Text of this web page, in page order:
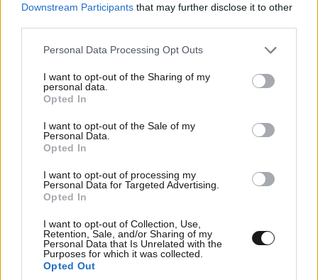
Downstream Participants that may further disclose it to other
Please note that this website/app uses one or more Google
not limited to your visit or usage behaviour. You may click to
grant or deny consent to Google and its third-party tags to
use your data for below specified purposes in below Google
consent section.
Personal Data Processing Opt Outs
I want to opt-out of the Sharing of my
personal data.
Opted In
I want to opt-out of the Sale of my
Personal Data.
Opted In
I want to opt-out of processing my
Personal Data for Targeted Advertising.
Opted In
I want to opt-out of Collection, Use,
Retention, Sale, and/or Sharing of my
Personal Data that Is Unrelated with the
Purposes for which it was collected.
Opted Out